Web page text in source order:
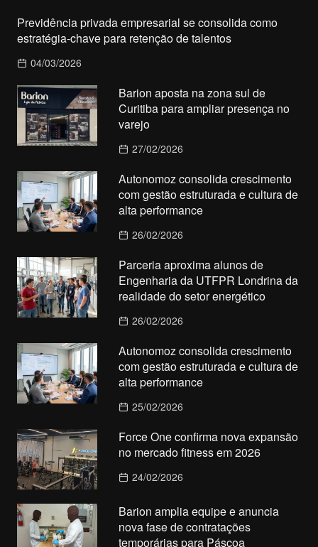
Previdência privada empresarial se consolida como
estratégia-chave para retenção de talentos
04/03/2026
Barion aposta na zona sul de
Curitiba para ampliar presença no
varejo
27/02/2026
Autonomoz consolida crescimento
com gestão estruturada e cultura de
alta performance
26/02/2026
Parceria aproxima alunos de
Engenharia da UTFPR Londrina da
realidade do setor energético
26/02/2026
Autonomoz consolida crescimento
com gestão estruturada e cultura de
alta performance
25/02/2026
Force One confirma nova expansão
no mercado fitness em 2026
24/02/2026
Barion amplia equipe e anuncia
nova fase de contratações
temporárias para Páscoa